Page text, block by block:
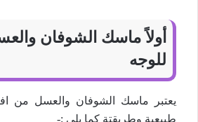
أولاً ماسك الشوفان
للوجه
يعتبر ماسك الشوفان والعسل من
طبيعية وطريقتة كما يلي :-